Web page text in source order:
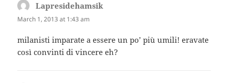
Lapresidehamsik
March 1, 2013 at 1:43 am
milanisti imparate a essere un po’ più umili! eravate
così convinti di vincere eh?